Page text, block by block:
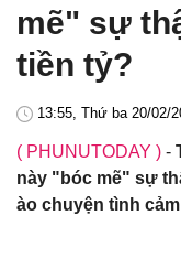
mẽ" sự
tiền tỷ?
13:55, Thứ ba 20/02/
( PHUNUTODAY ) -
này "bóc mẽ" sự
ào chuyện tình